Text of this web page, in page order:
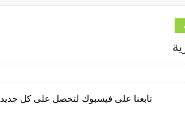
تابعنا على فيسبوك لتحصل على كل جديد